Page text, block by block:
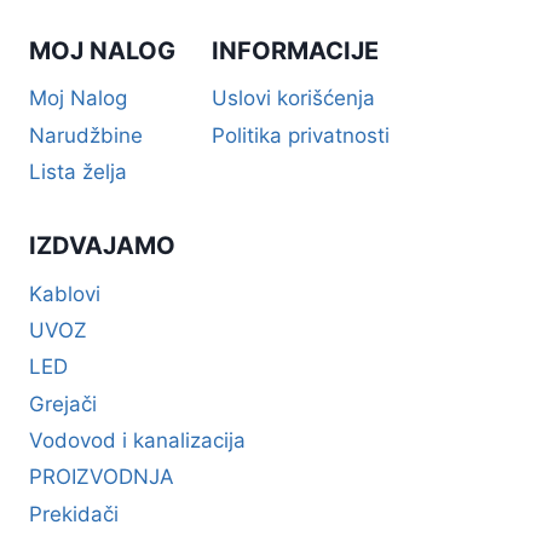
MOJ NALOG
Moj Nalog
Narudžbine
Lista želja
INFORMACIJE
Uslovi korišćenja
Politika privatnosti
IZDVAJAMO
Kablovi
UVOZ
LED
Grejači
Vodovod i kanalizacija
PROIZVODNJA
Prekidači